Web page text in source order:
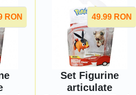
RON 49.99 RON
Set Figurine
articulate